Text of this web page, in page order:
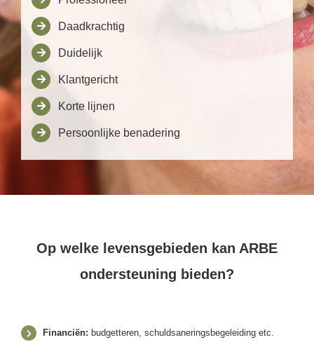
Daadkrachtig
Duidelijk
Klantgericht
Korte lijnen
Persoonlijke benadering
Op welke levensgebieden kan ARBE
ondersteuning bieden?
Financiën: budgetteren, schuldsaneringsbegeleiding etc.